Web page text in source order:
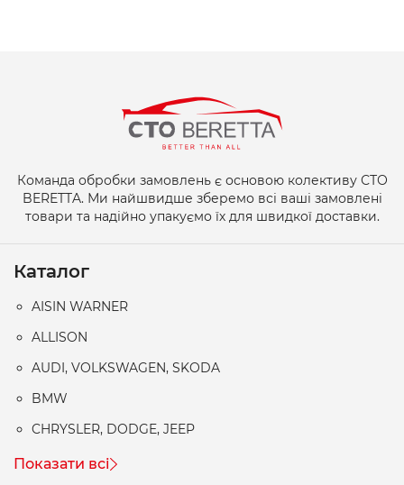
Команда обробки замовлень є основою колективу СТО
BERETTA. Ми найшвидше зберемо всі ваші замовлені
товари та надійно упакуємо їх для швидкої доставки.
Каталог
AISIN WARNER
ALLISON
AUDI, VOLKSWAGEN, SKODA
BMW
CHRYSLER, DODGE, JEEP
Показати всі